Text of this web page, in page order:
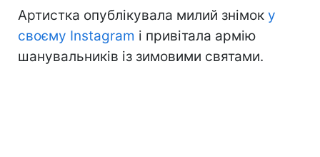
Артистка опублікувала милий знімок у
своєму Instagram і привітала армію
шанувальників із зимовими святами.